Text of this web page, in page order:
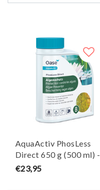
AquaActiv PhosLess
Direct 650 g (500 ml) -
Oase
€23,95